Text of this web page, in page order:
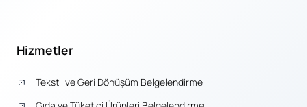
Hizmetler
Tekstil ve Geri Dönüşüm Belgelendirme